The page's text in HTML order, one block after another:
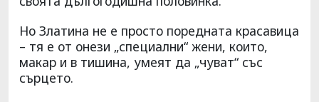
Но Златина не е просто поредната красавица
– тя е от онези „специални“ жени, които,
макар и в тишина, умеят да „чуват“ със
сърцето.